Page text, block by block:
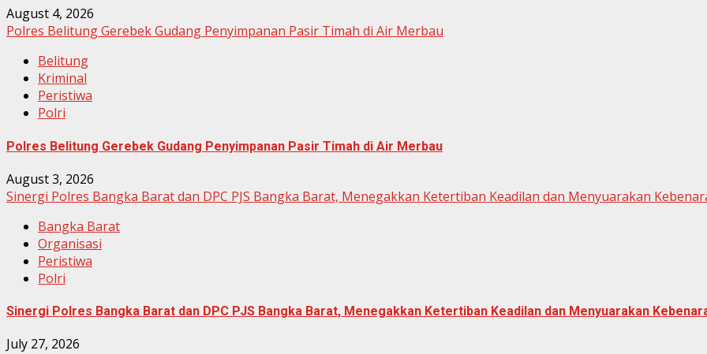
August 4, 2026
Polres Belitung Gerebek Gudang Penyimpanan Pasir Timah di Air Merbau
Belitung
Kriminal
Peristiwa
Polri
Polres Belitung Gerebek Gudang Penyimpanan Pasir Timah di Air Merbau
August 3, 2026
Sinergi Polres Bangka Barat dan DPC PJS Bangka Barat, Menegakkan Ketertiban Keadilan dan Menyuarakan
Bangka Barat
Organisasi
Peristiwa
Polri
Sinergi Polres Bangka Barat dan DPC PJS Bangka Barat, Menegakkan Ketertiban Keadilan dan Menyuarakan
July 27, 2026